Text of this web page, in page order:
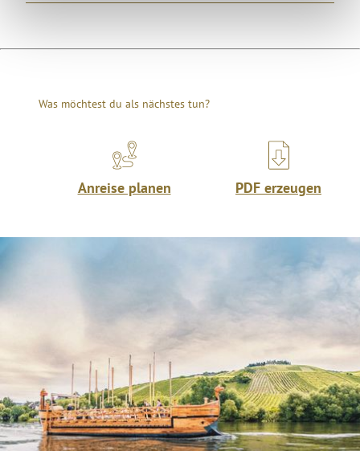
Was möchtest du als nächstes tun?
Anreise planen PDF erzeugen